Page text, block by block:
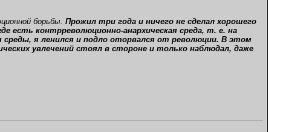
борьбы. Прожил три года и ничего не сделал хорошего
есть контрреволюционно-анархическая среда, т. е. на
среды, я ленился и подло оторвался от революции. В этом
увлечений стоял в стороне и только наблюдал, даже